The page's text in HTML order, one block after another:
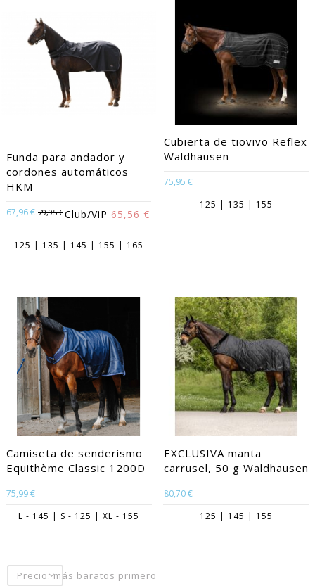
Funda para andador y
cordones automáticos
HKM
67,96 € 79,95 €Club/ViP 65,56 €
125 | 135 | 145 | 155 | 165
Cubierta de tiovivo Reflex
Waldhausen
75,95 €
125 | 135 | 155
Camiseta de senderismo
Equithème Classic 1200D
75,99 €
L - 145 | S - 125 | XL - 155
EXCLUSIVA manta
carrusel, 50 g Waldhausen
80,70 €
125 | 145 | 155
Precio: más baratos primero